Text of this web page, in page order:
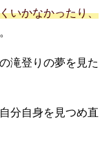
いかなかったり、
滝登りの夢を見た
分自身を見つめ直